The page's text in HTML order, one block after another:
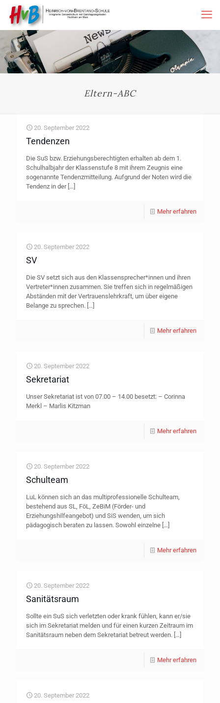
Eltern-ABC
20. September 2022
Tendenzen
Die SuS bzw. Erziehungsberechtigten erhalten ab dem 1.
Schulhalbjahr der Klassenstufe 8 mit ihrem Zeugnis eine
sogenannte Tendenzmitteilung. Aufgrund der Noten wird die
Tendenz in der[…]
Mehr erfahren
20. September 2022
SV
Die SV setzt sich aus den Klassensprecher*innen und ihren
Vertreter*innen zusammen. Sie treffen sich in regelmäßigen
Abständen mit der Vertrauenslehrkraft, um über eigene
Belange zu sprechen. […]
Mehr erfahren
20. September 2022
Sekretariat
Unser Sekretariat ist von 07.00 – 14.00 besetzt: – Corinna
Merkl – Marlis Kitzman
Mehr erfahren
20. September 2022
Schulteam
LuL können sich an das multiprofessionelle Schulteam,
bestehend aus SL, FöL, ZeBiM (Förder- und
Erziehungshilfeangebot) und SiS wenden, um sich
pädagogisch beraten zu lassen. Sowohl einzelne […]
Mehr erfahren
20. September 2022
Sanitätsraum
Sollte ein SuS sich verletzten oder krank fühlen, kann er/sie
sich im Sekretariat melden und für einen kurzen Zeitraum im
Sanitätsraum neben dem Sekretariat betreut werden. […]
Mehr erfahren
20. September 2022